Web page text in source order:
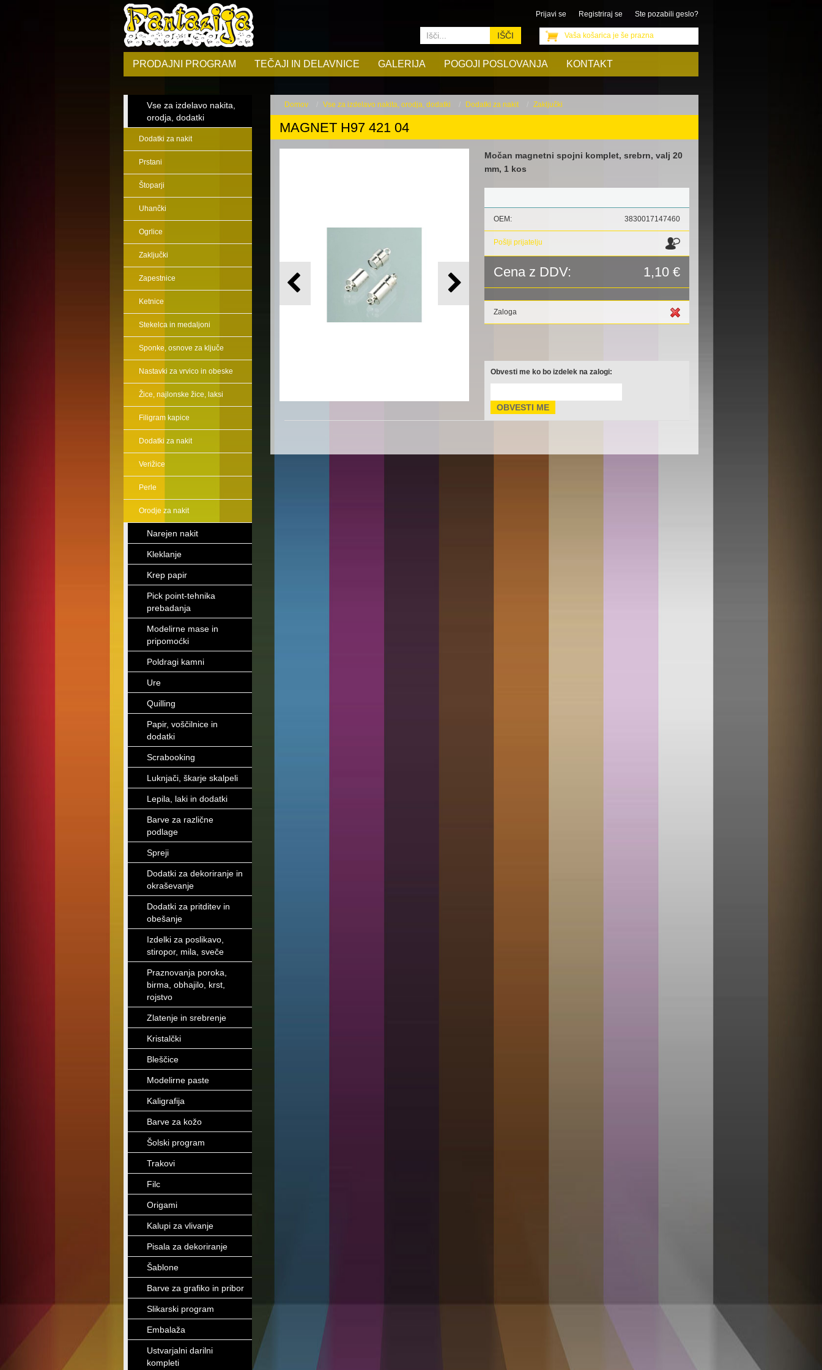
Prijavi se Registriraj se Ste pozabili geslo?
Vaša košarica je še prazna
PRODAJNI PROGRAM TEČAJI IN DELAVNICE GALERIJA POGOJI POSLOVANJA KONTAKT
IŠČI
Vse za izdelavo nakita,
orodja, dodatki
Dodatki za nakit
Prstani
Štoparji
Uhančki
Ogrlice
Zaključki
Zapestnice
Ketnice
Stekelca in medaljoni
Sponke, osnove za ključe
Nastavki za vrvico in obeske
Žice, najlonske žice, laksi
Filigram kapice
Dodatki za nakit
Verižice
Perle
Orodje za nakit
Narejen nakit
Kleklanje
Krep papir
Pick point-tehnika
prebadanja
Modelirne mase in
pripomoćki
Poldragi kamni
Ure
Quilling
Papir, voščilnice in
dodatki
Scrabooking
Luknjači, škarje skalpeli
Lepila, laki in dodatki
Barve za različne
podlage
Spreji
Dodatki za dekoriranje in
okraševanje
Dodatki za pritditev in
obešanje
Izdelki za poslikavo,
stiropor, mila, sveče
Praznovanja poroka,
birma, obhajilo, krst,
rojstvo
Zlatenje in srebrenje
Kristalčki
Bleščice
Modelirne paste
Kaligrafija
Barve za kožo
Šolski program
Trakovi
Filc
Origami
Kalupi za vlivanje
Pisala za dekoriranje
Šablone
Barve za grafiko in pribor
Slikarski program
Embalaža
Ustvarjalni darilni
kompleti
Domov Vse za izdelavo nakita, orodja, dodatki Dodatki za nakit Zaključki
MAGNET H97 421 04
Močan magnetni spojni komplet, srebrn, valj 20
mm, 1 kos
OEM: 3830017147460
Pošlji prijatelju
Cena z DDV: 1,10 €
Zaloga
Obvesti me ko bo izdelek na zalogi: